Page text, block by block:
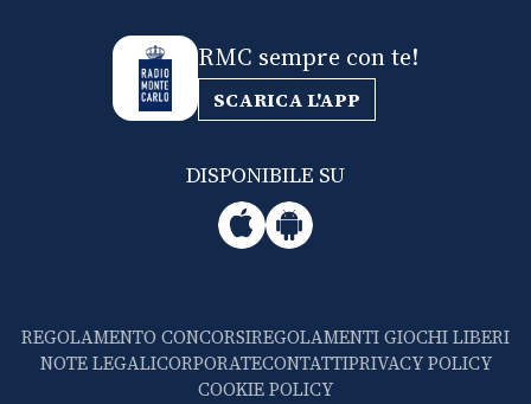
RMC sempre con te!
SCARICA L'APP
DISPONIBILE SU
REGOLAMENTO CONCORSIREGOLAMENTI GIOCHI LIBERI
NOTE LEGALICORPORATECONTATTIPRIVACY POLICY
COOKIE POLICY